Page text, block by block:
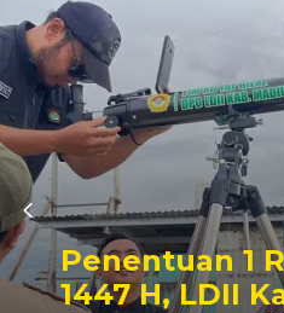
Penentuan 1
1447 H, LDII